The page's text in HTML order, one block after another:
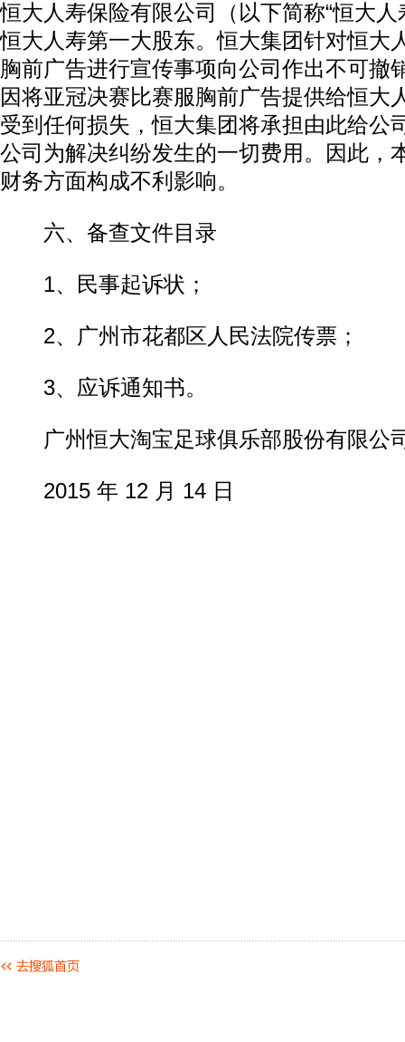
恒大人寿保险有限公司（以下简称“恒大人
恒大人寿第一大股东。恒大集团针对恒大
胸前广告进行宣传事项向公司作出不可撤
因将亚冠决赛比赛服胸前广告提供给恒大
受到任何损失，恒大集团将承担由此给公
公司为解决纠纷发生的一切费用。因此，
财务方面构成不利影响。
六、备查文件目录
1、民事起诉状；
2、广州市花都区人民法院传票；
3、应诉通知书。
广州恒大淘宝足球俱乐部股份有限公
2015 年 12 月 14 日